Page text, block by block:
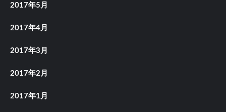
2017年5月
2017年4月
2017年3月
2017年2月
2017年1月